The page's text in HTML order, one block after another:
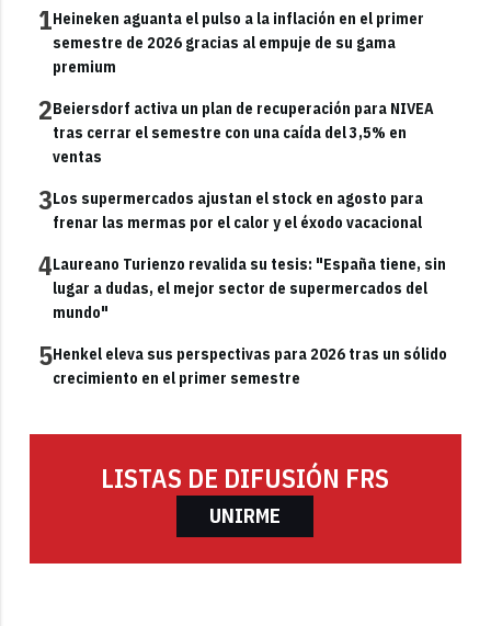
1Heineken aguanta el pulso a la inflación en el primer
semestre de 2026 gracias al empuje de su gama
premium
2Beiersdorf activa un plan de recuperación para NIVEA
tras cerrar el semestre con una caída del 3,5% en
ventas
3Los supermercados ajustan el stock en agosto para
frenar las mermas por el calor y el éxodo vacacional
4Laureano Turienzo revalida su tesis: "España tiene, sin
lugar a dudas, el mejor sector de supermercados del
mundo"
5Henkel eleva sus perspectivas para 2026 tras un sólido
crecimiento en el primer semestre
LISTAS DE DIFUSIÓN FRS
UNIRME